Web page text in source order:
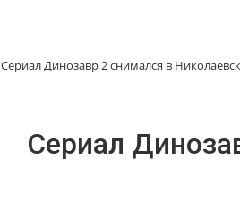
Сериал Динозавр 2 снимался в
Сериал